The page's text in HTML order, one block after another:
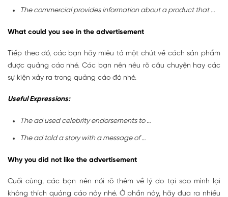
The commercial provides information about a product that …
What could you see in the advertisement
Tiếp theo đó, các bạn hãy miêu tả một chút về cách sản phẩm
được quảng cáo nhé. Các bạn nên nêu rõ câu chuyện hay các
sự kiện xảy ra trong quảng cáo đó nhé.
Useful Expressions:
The ad used celebrity endorsements to …
The ad told a story with a message of …
Why you did not like the advertisement
Cuối cùng, các bạn nên nói rõ thêm về lý do tại sao mình lại
không thích quảng cáo này nhé. Ở phần này, hãy đưa ra nhiều